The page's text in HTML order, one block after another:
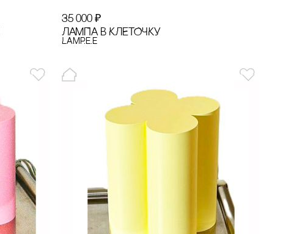
35 000 ₽
ЛАМПА В КЛЕТОЧКУ
Lamp.e.e